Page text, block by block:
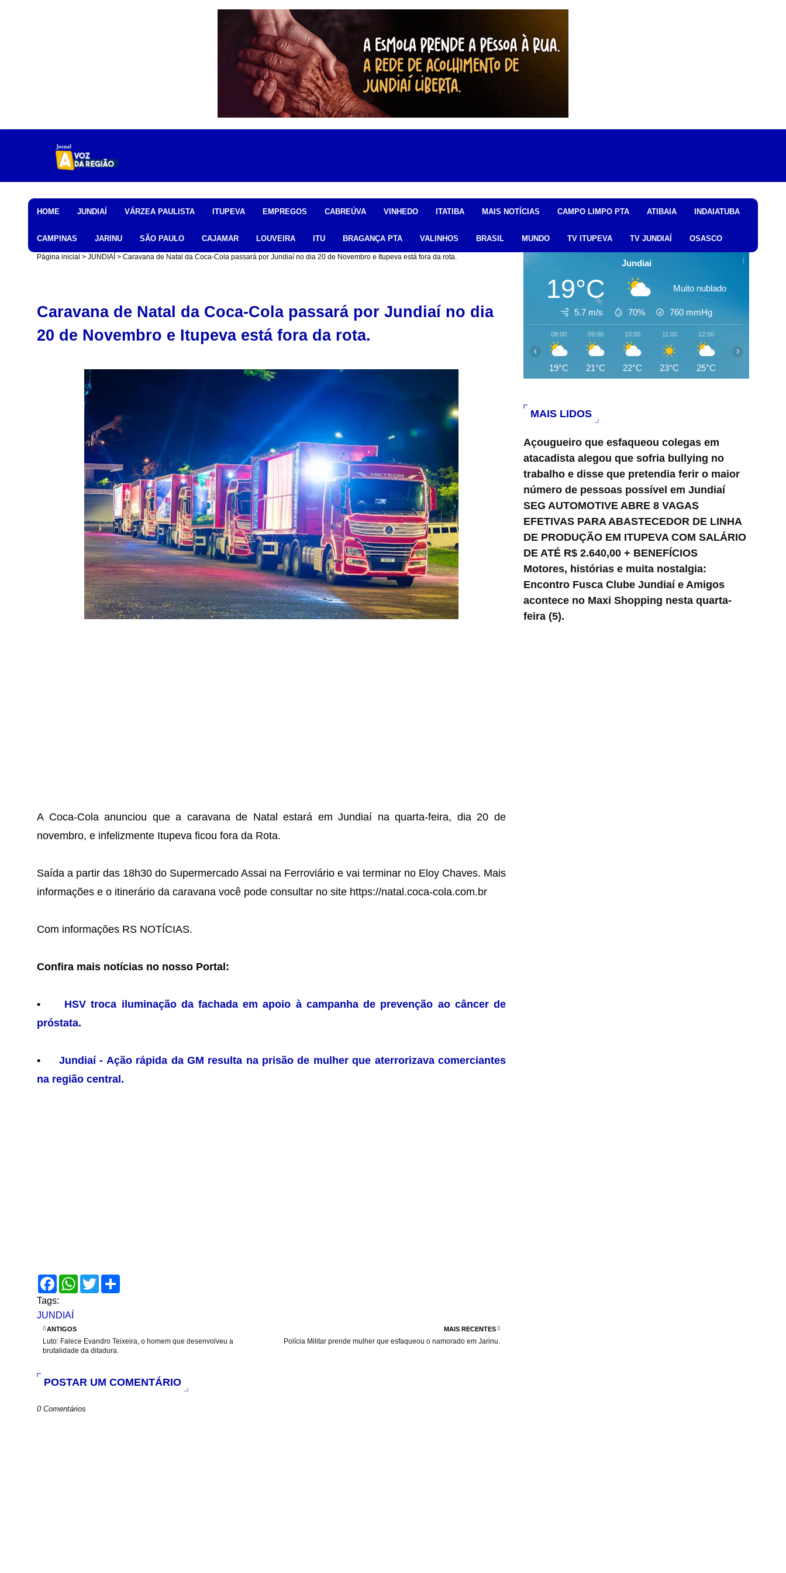
HOME JUNDIAÍ VÁRZEA PAULISTA ITUPEVA EMPREGOS CABREÚVA VINHEDO ITATIBA MAIS NOTÍCIAS CAMPO LIMPO PTA ATIBAIA INDAIATUBA
CAMPINAS JARINU SÃO PAULO CAJAMAR LOUVEIRA ITU BRAGANÇA PTA VALINHOS BRASIL MUNDO TV ITUPEVA TV JUNDIAÍ OSASCO
Página inicial JUNDIAÍ Caravana de Natal da Coca-Cola passará por Jundiaí no dia 20 de Novembro e Itupeva está fora da rota.
Caravana de Natal da Coca-Cola passará por Jundiaí no dia
20 de Novembro e Itupeva está fora da rota.
A Coca-Cola anunciou que a caravana de Natal estará em Jundiaí na quarta-feira, dia 20 de
novembro, e infelizmente Itupeva ficou fora da Rota.
Saída a partir das 18h30 do Supermercado Assai na Ferroviário e vai terminar no Eloy Chaves. Mais
informações e o itinerário da caravana você pode consultar no site https://natal.coca-cola.com.br
Com informações RS NOTÍCIAS.
Confira mais notícias no nosso Portal:
• HSV troca iluminação da fachada em apoio à campanha de prevenção ao câncer de
próstata.
• Jundiaí - Ação rápida da GM resulta na prisão de mulher que aterrorizava comerciantes
na região central.
F
a
c
e
b
o
k
W
h
p
T
w
Tags:
JUNDIAÍ
MAIS RECENTES
Polícia Militar prende mulher que esfaqueou o namorado em Jarinu.
ANTIGOS
Luto: Falece Evandro Teixeira, o homem que desenvolveu a
brutalidade da ditadura.
POSTAR UM COMENTÁRIO
0 Comentários
Jundiai
19°C Muito nublado
5.7 m/s 70% 760 mmHg
08:00
19°C
09:00
21°C
10:00
22°C
11:00
23°C
12:00
25°C
‹ ›
MAIS LIDOS
Açougueiro que esfaqueou colegas em
atacadista alegou que sofria bullying no
trabalho e disse que pretendia ferir o maior
número de pessoas possível em Jundiaí
SEG AUTOMOTIVE ABRE 8 VAGAS
EFETIVAS PARA ABASTECEDOR DE LINHA
DE PRODUÇÃO EM ITUPEVA COM SALÁRIO
DE ATÉ R$ 2.640,00 + BENEFÍCIOS
Motores, histórias e muita nostalgia:
Encontro Fusca Clube Jundiaí e Amigos
acontece no Maxi Shopping nesta quarta-
feira (5).